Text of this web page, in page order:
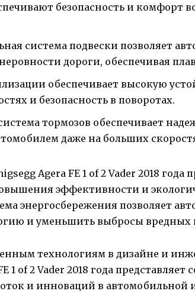
безопасность и комфорт
система подвески позволяет
дороги, обеспечивая
обеспечивает высокую
и безопасность в поворотах.
тормозов обеспечивает
даже на больших
Agera FE 1 of 2 Vader 2018
эффективности и
энергосбережения позволяет
и уменьшить выбросы вредных
технологиям в дизайне и
1 of 2 Vader 2018 года
и инноваций в автомобильной